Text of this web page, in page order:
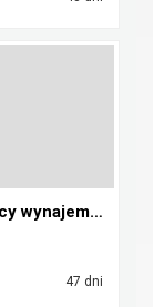
sztywny hol do holowania bez kierowcy wynajem 99 z...
47 dni